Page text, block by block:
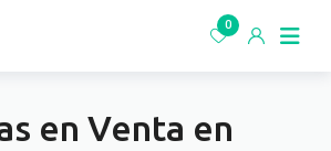
0
en Venta en